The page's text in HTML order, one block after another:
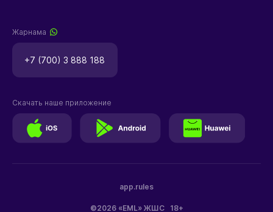
Жарнама
+7 (700) 3 888 188
©2026 «EML» ЖШС 18+
app.rules
Скачать наше приложение